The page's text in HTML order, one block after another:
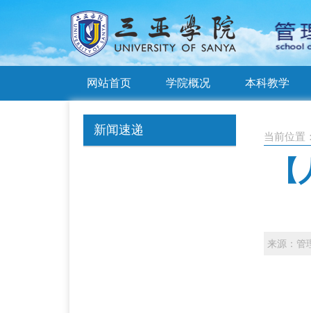
网站首页 学院概况 本科教学
新闻速递 当前位置
来源：管